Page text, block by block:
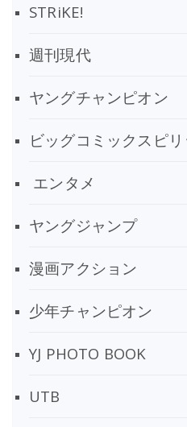
STRiKE!
週刊現代
ヤングチャンピオン
ビッグコミックスピリ
エンタメ
ヤングジャンプ
漫画アクション
少年チャンピオン
YJ PHOTO BOOK
UTB